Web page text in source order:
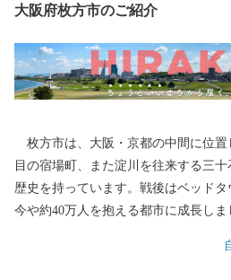
大阪府枚方市のご紹介
枚方市は、大阪・京都の中間に位置
目の宿場町、また淀川を往来する三
歴史を持っています。戦後はベッドタ
今や約40万人を抱える都市に成長しま
けるよう、市の魅力アップに取り組ん